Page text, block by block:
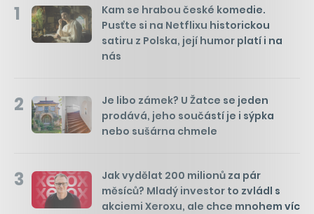
1
Kam se hrabou české komedie.
Pusťte si na Netflixu historickou
satiru z Polska, její humor platí i na
nás
2
Je libo zámek? U Žatce se jeden
prodává, jeho součástí je i sýpka
nebo sušárna chmele
3
Jak vydělat 200 milionů za pár
měsíců? Mladý investor to zvládl s
akciemi Xeroxu, ale chce mnohem víc